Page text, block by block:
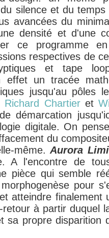
silence et du
avancées du
densité et d'une
ce programme
respectives de
et tape
effet un tracée
jusqu'au pôles
Richard Chartieret
démarcation
digitale. On
du
même.Aurora
A l'encontre de
pièce qui semble
pour
atteindre finalement
à partir duquel
sa propre disparition